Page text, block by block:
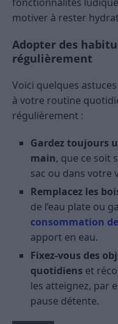
motiver à rester
Adopter des
régulièrement
Voici quelques
à votre routine
régulièrement :
Gardez toujours
main, que ce soit
sac ou dans votre
Remplacez les
de l’eau plate ou
consommation
apport en eau.
Fixez-vous des
quotidiens et
les atteignez, par
pause détente.